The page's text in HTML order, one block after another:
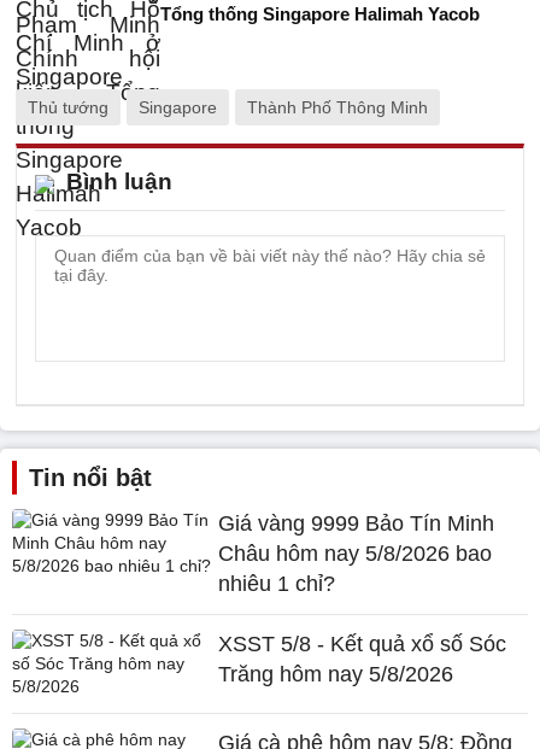
Tổng thống Singapore Halimah Yacob
Thủ tướng Singapore Thành Phố Thông Minh
Bình luận
Tin nổi bật
Giá vàng 9999 Bảo Tín Minh
Châu hôm nay 5/8/2026 bao
nhiêu 1 chỉ?
XSST 5/8 - Kết quả xổ số Sóc
Trăng hôm nay 5/8/2026
Giá cà phê hôm nay 5/8: Đồng